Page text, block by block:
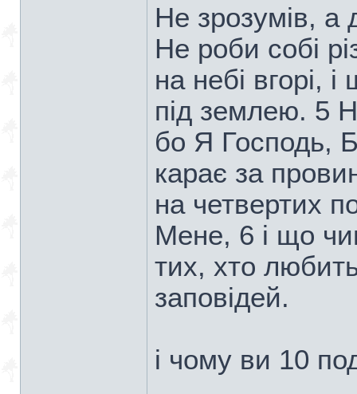
Не зрозумів, а
Не роби собі
на небі вгорі,
під землею. 5
бо Я Господь,
карає за
на четвертих
Мене, 6 і що
тих, хто
заповідей.
і чому ви 10